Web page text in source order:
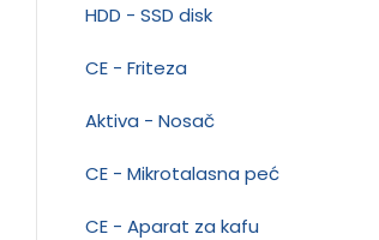
HDD - SSD disk
CE - Friteza
Aktiva - Nosač
CE - Mikrotalasna peć
CE - Aparat za kafu